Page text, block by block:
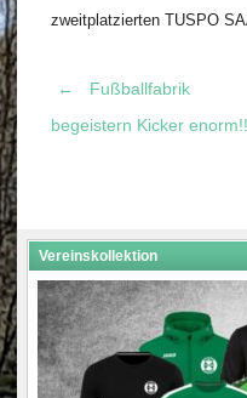
zweitplatzierten TUSPO
Post
←
Fußballfabrik
begeistern Kicker
Vereinskollektion